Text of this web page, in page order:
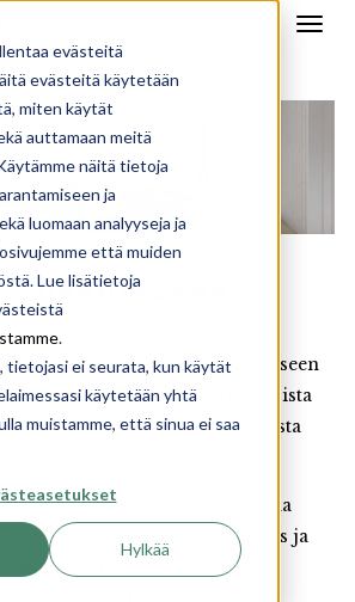
evästeitä
evästeitä käytetään
miten käytät
auttamaan meitä
näitä tietoja
ja
luomaan analyyseja ja
että muiden
Lue lisätietoja
.
tietojasi ei seurata, kun käytät
käytetään yhtä
muistamme, että sinua ei saa
Hylkää
TYÖNANTAJANA
2007 perustettu suomalainen
suunnitteluun ja toimittamiseen
Meidät tunnetaan korkealaatuisista
arkkitehtuurista sekä iloisesta
työntekijämäärällä mitattuna
Siksi porukkamme on tiivis ja
Suhtaudumme työhömme